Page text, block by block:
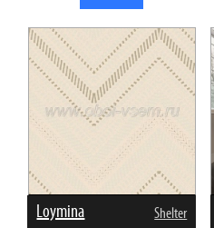
Loymina Shelter